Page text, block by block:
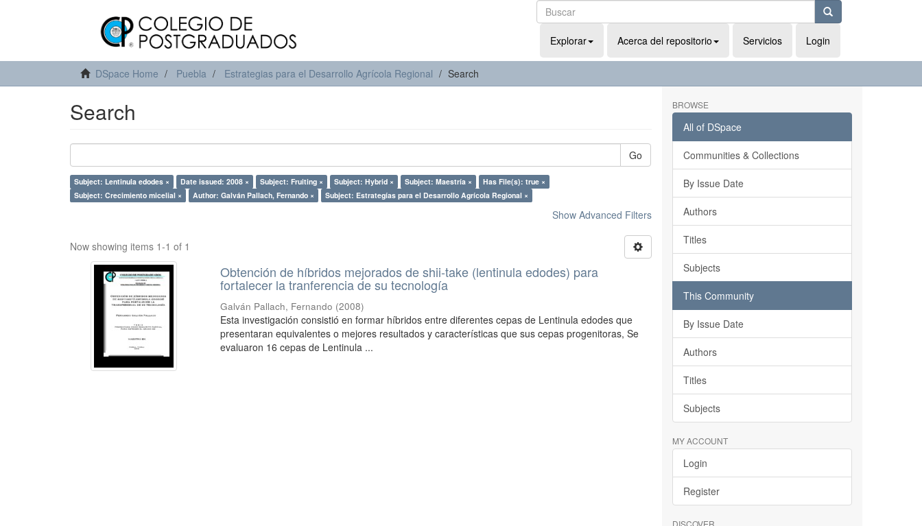
Explorar Acerca del repositorio Servicios Login
DSpace Home Puebla Estrategias para el Desarrollo Agrícola Regional Search
Search
Go
Subject: Lentinula edodes × Date issued: 2008 × Subject: Fruiting × Subject: Hybrid × Subject: Maestría ×
Has File(s): true ×
Subject: Crecimiento micelial ×
Author: Galván Pallach, Fernando × Subject: Estrategías para el Desarrollo Agrícola Regional ×
Show Advanced Filters
Now showing items 1-1 of 1
Obtención de híbridos mejorados de shii-take (lentinula edodes) para
fortalecer la tranferencia de su tecnología
Galván Pallach, Fernando (2008)
Esta investigación consistió en formar híbridos entre diferentes cepas de Lentinula edodes que
presentaran equivalentes o mejores resultados y características que sus cepas progenitoras, Se
evaluaron 16 cepas de Lentinula ...
BROWSE
All of DSpace
Communities & Collections
By Issue Date
Authors
Titles
Subjects
This Community
By Issue Date
Authors
Titles
Subjects
MY ACCOUNT
Login
Register
DISCOVER